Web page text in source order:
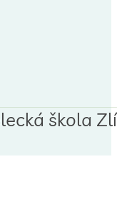
škola